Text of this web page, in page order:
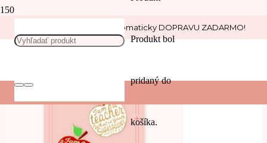
Nakúp nad 30 € a získaj automaticky DOPRAVU ZADARMO!
Produktbol
pridaný do
košíka.
Pre učiteľov